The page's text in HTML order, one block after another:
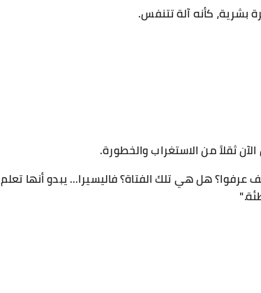
كأنه آلة تتنفس.
ثقلاً من الاستغراب والخطورة.
هل هي تلك الفتاة؟ فاليسيرا... يبدو أنها تعلم